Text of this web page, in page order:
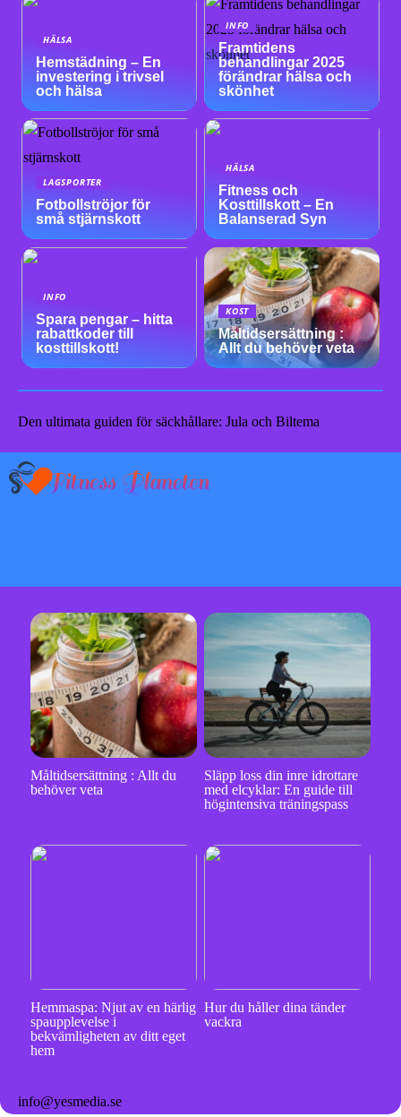
HÄLSA
Hemstädning – En
investering i trivsel
och hälsa
INFO
Framtidens
behandlingar 2025
förändrar hälsa och
skönhet
LAGSPORTER
Fotbollströjor för
små stjärnskott
HÄLSA
Fitness och
Kosttillskott – En
Balanserad Syn
INFO
Spara pengar – hitta
rabattkoder till
kosttillskott!
KOST
Måltidsersättning :
Allt du behöver veta
Den ultimata guiden för säckhållare: Jula och Biltema
Måltidsersättning : Allt du
behöver veta
Släpp loss din inre idrottare
med elcyklar: En guide till
högintensiva träningspass
Hemmaspa: Njut av en härlig
spaupplevelse i
bekvämligheten av ditt eget
hem
Hur du håller dina tänder
vackra
info@yesmedia.se